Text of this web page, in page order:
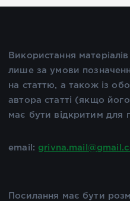
Використання
лише за умови
на статтю, а також із
автора статті (якщо
має бути відкритим для
email:
Посилання має бути